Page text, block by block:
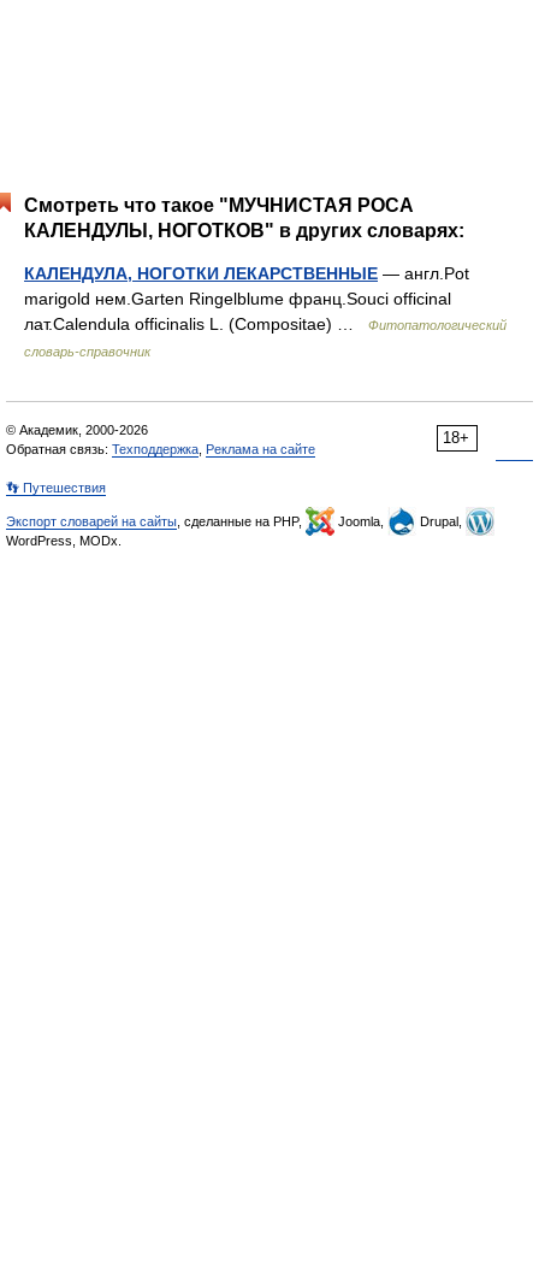
Смотреть что такое "МУЧНИСТАЯ РОСА
КАЛЕНДУЛЫ, НОГОТКОВ" в других словарях:
КАЛЕНДУЛА, НОГОТКИ ЛЕКАРСТВЕННЫЕ — англ.Pot
marigold нем.Garten Ringelblume франц.Souci officinal
лат.Calendula officinalis L. (Compositae) …
Фитопатологический
словарь-справочник
18+
© Академик, 2000-2026
Обратная связь: Техподдержка Реклама на сайте
👣 Путешествия
Экспорт словарей на сайты , сделанные на PHP, Joomla,
Drupal,
WordPress, MODx.